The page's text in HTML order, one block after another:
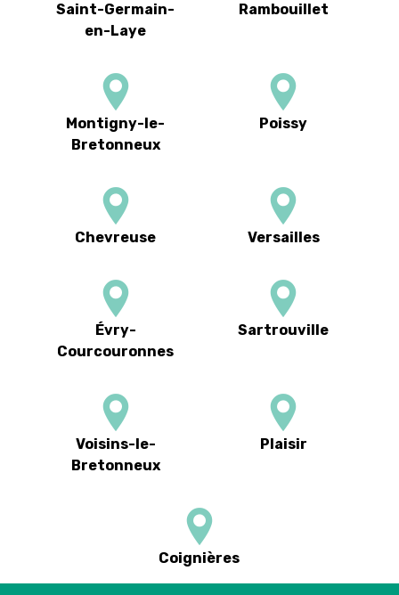
Saint-Germain-
en-Laye
Rambouillet
Montigny-le-
Bretonneux
Poissy
Chevreuse Versailles
Évry-
Courcouronnes
Sartrouville
Voisins-le-
Bretonneux
Plaisir
Coignières